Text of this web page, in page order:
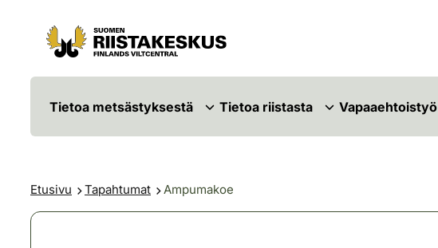
Siirry sisältöön
Siirry sivustokarttaan
Tietoa metsästyksestä Tietoa riistasta Vapaaehtoistyö
Etusivu Tapahtumat Ampumakoe